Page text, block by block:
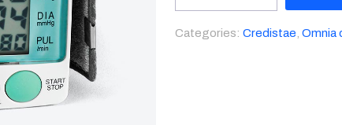
Categories: Credistae Omnia